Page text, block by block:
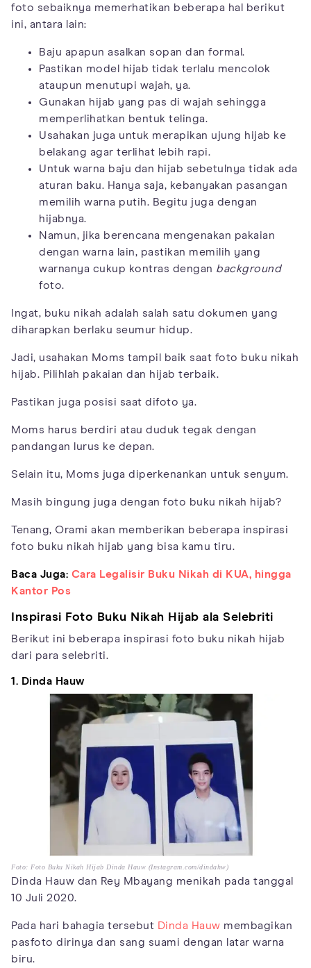
foto sebaiknya memerhatikan beberapa hal berikut
ini, antara lain:
Baju apapun asalkan sopan dan formal.
Pastikan model hijab tidak terlalu mencolok
ataupun menutupi wajah, ya.
Gunakan hijab yang pas di wajah sehingga
memperlihatkan bentuk telinga.
Usahakan juga untuk merapikan ujung hijab ke
belakang agar terlihat lebih rapi.
Untuk warna baju dan hijab sebetulnya tidak ada
aturan baku. Hanya saja, kebanyakan pasangan
memilih warna putih. Begitu juga dengan
hijabnya.
Namun, jika berencana mengenakan pakaian
dengan warna lain, pastikan memilih yang
warnanya cukup kontras dengan background
foto.
Ingat, buku nikah adalah salah satu dokumen yang
diharapkan berlaku seumur hidup.
Jadi, usahakan Moms tampil baik saat foto buku nikah
hijab. Pilihlah pakaian dan hijab terbaik.
Pastikan juga posisi saat difoto ya.
Moms harus berdiri atau duduk tegak dengan
pandangan lurus ke depan.
Selain itu, Moms juga diperkenankan untuk senyum.
Masih bingung juga dengan foto buku nikah hijab?
Tenang, Orami akan memberikan beberapa inspirasi
foto buku nikah hijab yang bisa kamu tiru.
Baca Juga: Cara Legalisir Buku Nikah di KUA, hingga
Kantor Pos
Inspirasi Foto Buku Nikah Hijab ala Selebriti
Berikut ini beberapa inspirasi foto buku nikah hijab
dari para selebriti.
1. Dinda Hauw
Foto: Foto Buku Nikah Hijab Dinda Hauw (Instagram.com/dindahw)
Dinda Hauw dan Rey Mbayang menikah pada tanggal
10 Juli 2020.
Pada hari bahagia tersebut Dinda Hauw membagikan
pasfoto dirinya dan sang suami dengan latar warna
biru.